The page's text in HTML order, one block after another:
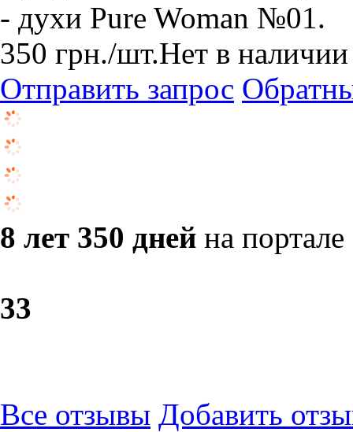
- духи Pure Woman №01.
350 грн./шт.Нет в наличии
Отправить запрос
8 лет 350 дней на портале
33
Все отзывы Добавить